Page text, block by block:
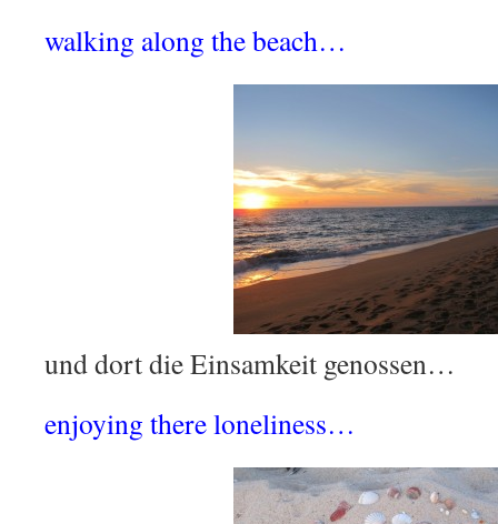
walking along the beach…
und dort die Einsamkeit genossen…
enjoying there loneliness…